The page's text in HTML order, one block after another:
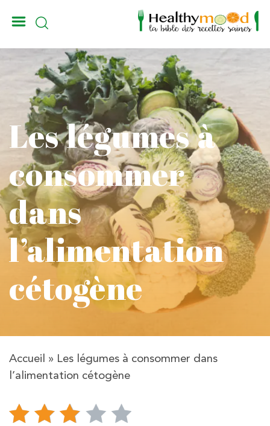
Les légumes à
consommer
dans
l’alimentation
cétogène
Accueil » Les légumes à consommer dans
l’alimentation cétogène